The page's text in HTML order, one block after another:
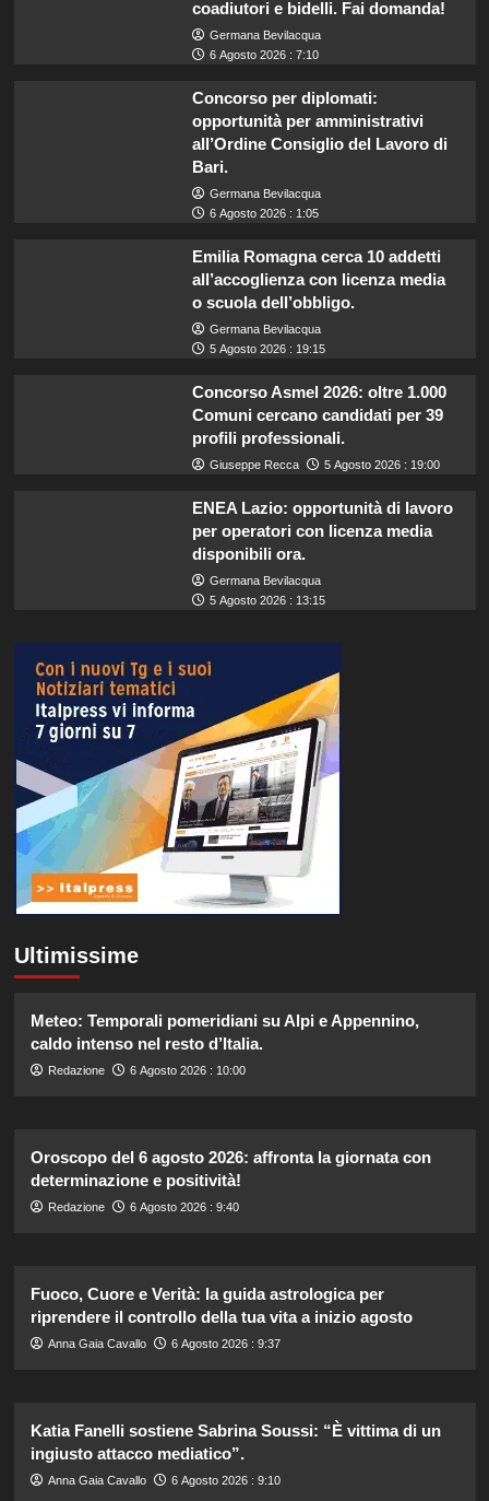
coadiutori e bidelli. Fai domanda!
Germana Bevilacqua
6 Agosto 2026 : 7:10
Concorso per diplomati:
opportunità per amministrativi
all’Ordine Consiglio del Lavoro di
Bari.
Germana Bevilacqua
6 Agosto 2026 : 1:05
Emilia Romagna cerca 10 addetti
all’accoglienza con licenza media
o scuola dell’obbligo.
Germana Bevilacqua
5 Agosto 2026 : 19:15
Concorso Asmel 2026: oltre 1.000
Comuni cercano candidati per 39
profili professionali.
Giuseppe Recca 5 Agosto 2026 : 19:00
ENEA Lazio: opportunità di lavoro
per operatori con licenza media
disponibili ora.
Germana Bevilacqua
5 Agosto 2026 : 13:15
Ultimissime
Meteo: Temporali pomeridiani su Alpi e Appennino,
caldo intenso nel resto d’Italia.
Redazione 6 Agosto 2026 : 10:00
Oroscopo del 6 agosto 2026: affronta la giornata con
determinazione e positività!
Redazione 6 Agosto 2026 : 9:40
Fuoco, Cuore e Verità: la guida astrologica per
riprendere il controllo della tua vita a inizio agosto
Anna Gaia Cavallo 6 Agosto 2026 : 9:37
Katia Fanelli sostiene Sabrina Soussi: “È vittima di un
ingiusto attacco mediatico”.
Anna Gaia Cavallo 6 Agosto 2026 : 9:10